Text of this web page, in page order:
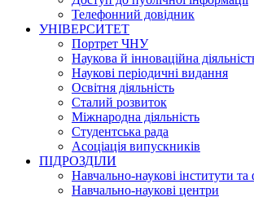
Телефонний довідник
УНІВЕРСИТЕТ
Портрет ЧНУ
Наукова й інноваційна
Наукові періодичні видання
Освітня діяльність
Сталий розвиток
Міжнародна діяльність
Студентська рада
Асоціація випускників
ПІДРОЗДІЛИ
Навчально-наукові інститути та
Навчально-наукові центри